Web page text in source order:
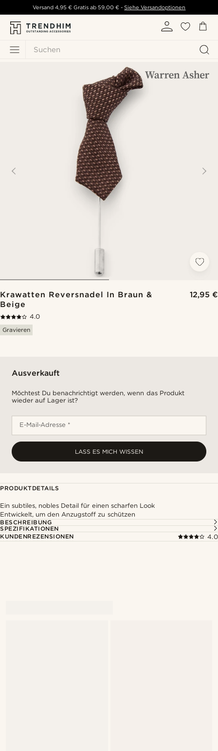
Suchen
Versand 4,95 € Gratis ab 59,00 € - Siehe Versandoptionen
Krawatten Reversnadel In Braun &
Beige
12,95 €
4.0
Gravieren
Ausverkauft
Möchtest Du benachrichtigt werden, wenn das Produkt
wieder auf Lager ist?
E-Mail-Adresse *
LASS ES MICH WISSEN
PRODUKTDETAILS
Ein subtiles, nobles Detail für einen scharfen Look
Entwickelt, um den Anzugstoff zu schützen
BESCHREIBUNG
SPEZIFIKATIONEN
KUNDENREZENSIONEN
4.0